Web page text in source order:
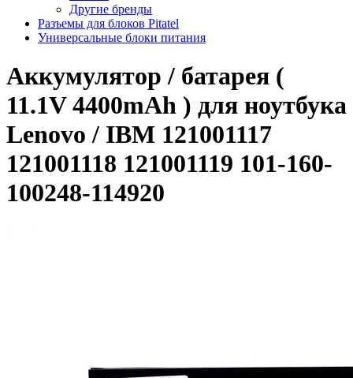
Другие бренды
Разъемы для блоков Pitatel
Универсальные блоки питания
Аккумулятор / батарея (
11.1V 4400mAh ) для ноутбука
Lenovo / IBM 121001117
121001118 121001119 101-160-
100248-114920